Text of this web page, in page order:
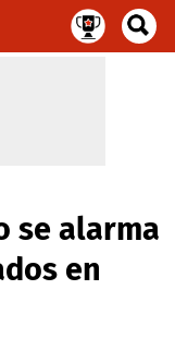
se alarma
en